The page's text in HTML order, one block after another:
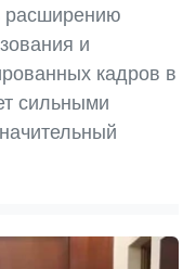
расширению
и
кадров в
сильными